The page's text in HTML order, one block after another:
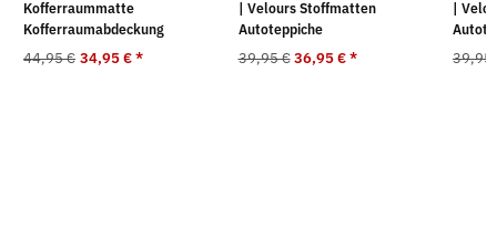
Kofferraummatte
Kofferraumabdeckung
44,95 € 34,95 €*
| Velours Stoffmatten
Autoteppiche
39,95 € 36,95 €*
|
39,95